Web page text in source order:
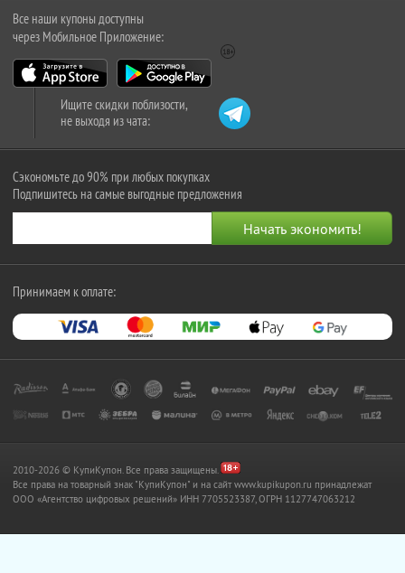
Все наши купоны доступны
через Мобильное Приложение:
Ищите скидки поблизости,
не выходя из чата:
Сэкономьте до 90% при любых покупках
Подпишитесь на самые выгодные предложения
Принимаем к оплате:
2010-2026 © КупиКупон. Все права защищены.
Все права на товарный знак "КупиКупон" и на сайт www.kupikupon.ru принадлежат
OOO «Агентство цифровых решений» ИНН 7705523387, ОГРН 1127747063212